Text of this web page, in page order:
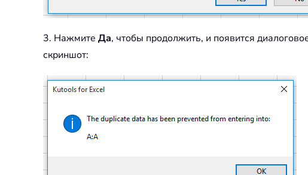
3. Нажмите Да, чтобы продолжить, и появится
скриншот: